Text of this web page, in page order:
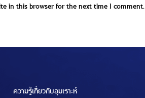
in this browser for the next time I comment.
ความรู้เกี่ยวกับอุมเราะห์